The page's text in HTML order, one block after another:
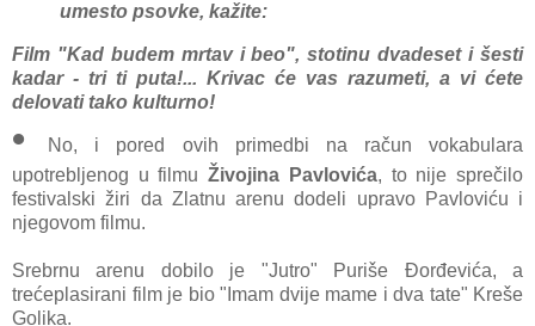
umesto psovke, kažite:
Film "Kad budem mrtav i beo", stotinu dvadeset i šesti
kadar - tri ti puta!... Krivac će vas razumeti, a vi ćete
delovati tako kulturno!
•
No, i pored ovih primedbi na račun vokabulara
upotrebljenog u filmuŽivojina Pavlovića, to nije sprečilo
festivalski žiri da Zlatnu arenu dodeli upravo Pavloviću i
njegovom filmu.
Srebrnu arenu dobilo je "Jutro" Puriše Đorđevića, a
trećeplasirani film je bio "Imam dvije mame i dva tate" Kreše
Golika.